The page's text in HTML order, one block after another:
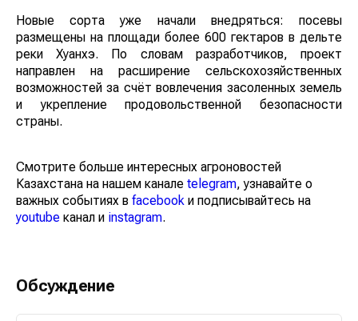
Новые сорта уже начали внедряться: посевы
размещены на площади более 600 гектаров в дельте
реки Хуанхэ. По словам разработчиков, проект
направлен на расширение сельскохозяйственных
возможностей за счёт вовлечения засоленных земель
и укрепление продовольственной безопасности
страны.
Смотрите больше интересных агроновостей
Казахстана на нашем канале telegram, узнавайте о
важных событиях в facebook и подписывайтесь на
youtube канал и instagram.
Обсуждение